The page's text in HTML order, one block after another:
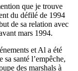
que je trouve
du défilé de 1994
de sa relation avec
mars 1994.
et Al a été
sa santé l’empêche,
des marshals à